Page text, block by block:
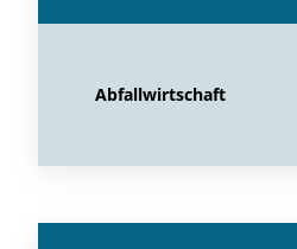
Abfallwirtschaft